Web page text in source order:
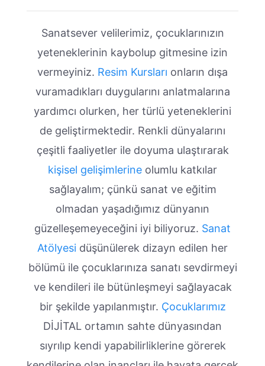
Sanatsever velilerimiz, çocuklarınızın
yeteneklerinin kaybolup gitmesine izin
vermeyiniz. Resim Kursları onların dışa
vuramadıkları duygularını anlatmalarına
yardımcı olurken, her türlü yeteneklerini
de geliştirmektedir. Renkli dünyalarını
çeşitli faaliyetler ile doyuma ulaştırarak
kişisel gelişimlerine olumlu katkılar
sağlayalım; çünkü sanat ve eğitim
olmadan yaşadığımız dünyanın
güzelleşemeyeceğini iyi biliyoruz. Sanat
Atölyesi düşünülerek dizayn edilen her
bölümü ile çocuklarınıza sanatı sevdirmeyi
ve kendileri ile bütünleşmeyi sağlayacak
bir şekilde yapılanmıştır. Çocuklarımız
DİJİTAL ortamın sahte dünyasından
sıyrılıp kendi yapabilirliklerine görerek